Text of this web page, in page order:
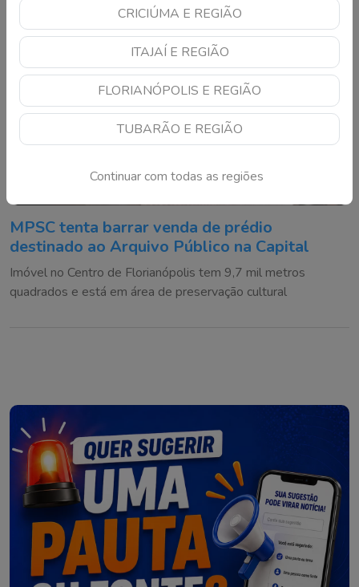
CRICIÚMA E REGIÃO
ITAJAÍ E REGIÃO
FLORIANÓPOLIS E REGIÃO
TUBARÃO E REGIÃO
Continuar com todas as regiões
MPSC tenta barrar venda de prédio
destinado ao Arquivo Público na Capital
Imóvel no Centro de Florianópolis tem 9,7 mil metros
quadrados e está em área de preservação cultural